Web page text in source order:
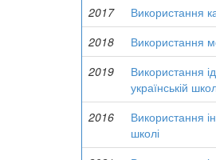
2017
Використання
2018
Використання
2019
Використання
українській
2016
Використання
школі